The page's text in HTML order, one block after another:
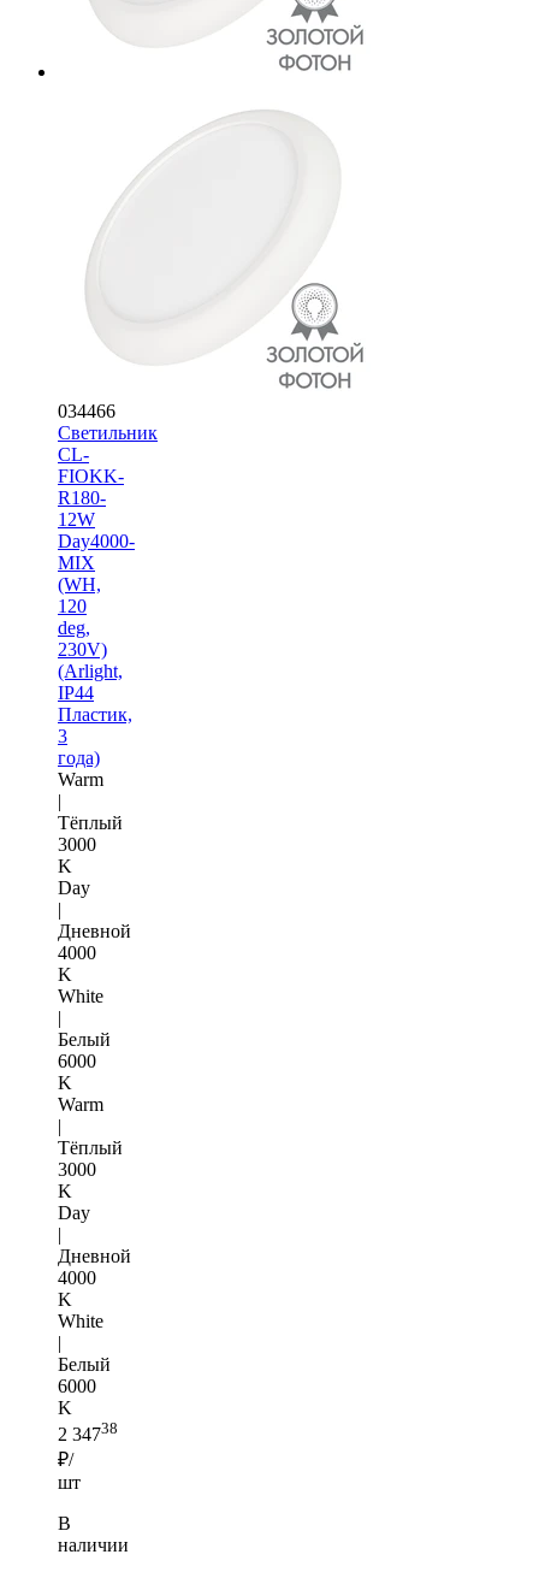
034466
Светильник
CL-
FIOKK-
R180-
12W
Day4000-
MIX
(WH,
120
deg,
230V)
(Arlight,
IP44
Пластик,
3
года)
Warm
|
Тёплый
3000
K
Day
|
Дневной
4000
K
White
|
Белый
6000
K
Warm
|
Тёплый
3000
K
Day
|
Дневной
4000
K
White
|
Белый
6000
K
2 34738
₽/
шт
В
наличии